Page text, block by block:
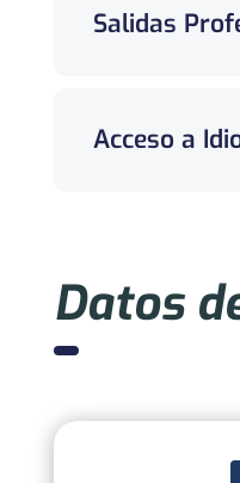
Salidas
Acceso a
Datos